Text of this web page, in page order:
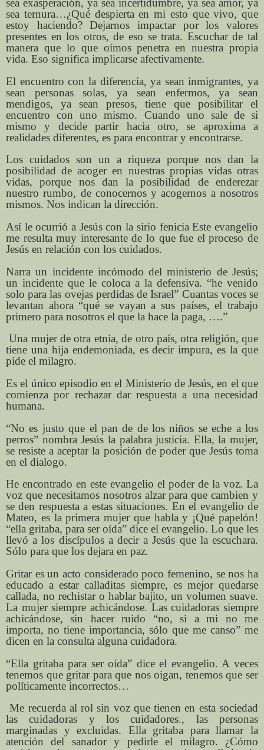
sea exasperación, ya sea incertidumbre, ya sea amor, ya
sea ternura…¿Qué despierta en mi esto que vivo, que
estoy haciendo? Dejarnos impactar por los valores
presentes en los otros, de eso se trata. Escuchar de tal
manera que lo que oímos penetra en nuestra propia
vida. Eso significa implicarse afectivamente.
El encuentro con la diferencia, ya sean inmigrantes, ya
sean personas solas, ya sean enfermos, ya sean
mendigos, ya sean presos, tiene que posibilitar el
encuentro con uno mismo. Cuando uno sale de si
mismo y decide partir hacia otro, se aproxima a
realidades diferentes, es para encontrar y encontrarse.
Los cuidados son un a riqueza porque nos dan la
posibilidad de acoger en nuestras propias vidas otras
vidas, porque nos dan la posibilidad de enderezar
nuestro rumbo, de conocernos y acogernos a nosotros
mismos. Nos indican la dirección.
Así le ocurrió a Jesús con la sirio fenicia Este evangelio
me resulta muy interesante de lo que fue el proceso de
Jesús en relación con los cuidados.
Narra un incidente incómodo del ministerio de Jesús;
un incidente que le coloca a la defensiva. “he venido
solo para las ovejas perdidas de Israel” Cuantas voces se
levantan ahora “qué se vayan a sus países, el trabajo
primero para nosotros el que la hace la paga, ….”
Una mujer de otra etnia, de otro país, otra religión, que
tiene una hija endemoniada, es decir impura, es la que
pide el milagro.
Es el único episodio en el Ministerio de Jesús, en el que
comienza por rechazar dar respuesta a una necesidad
humana.
“No es justo que el pan de de los niños se eche a los
perros” nombra Jesús la palabra justicia. Ella, la mujer,
se resiste a aceptar la posición de poder que Jesús toma
en el dialogo.
He encontrado en este evangelio el poder de la voz. La
voz que necesitamos nosotros alzar para que cambien y
se den respuesta a estas situaciones. En el evangelio de
Mateo, es la primera mujer que habla y ¡Qué papelón!
“ella gritaba, para ser oída” dice el evangelio. Lo que les
llevó a los discípulos a decir a Jesús que la escuchara.
Sólo para que los dejara en paz.
Gritar es un acto considerado poco femenino, se nos ha
educado a estar calladitas siempre, es mejor quedarse
callada, no rechistar o hablar bajito, un volumen suave.
La mujer siempre achicándose. Las cuidadoras siempre
achicándose, sin hacer ruido “no, si a mi no me
importa, no tiene importancia, sólo que me canso” me
dicen en la consulta alguna cuidadora.
“Ella gritaba para ser oída” dice el evangelio. A veces
tenemos que gritar para que nos oigan, tenemos que ser
políticamente incorrectos…
Me recuerda al rol sin voz que tienen en esta sociedad
las cuidadoras y los cuidadores., las personas
marginadas y excluidas. Ella gritaba para llamar la
atención del sanador y pedirle el milagro. ¿Cómo